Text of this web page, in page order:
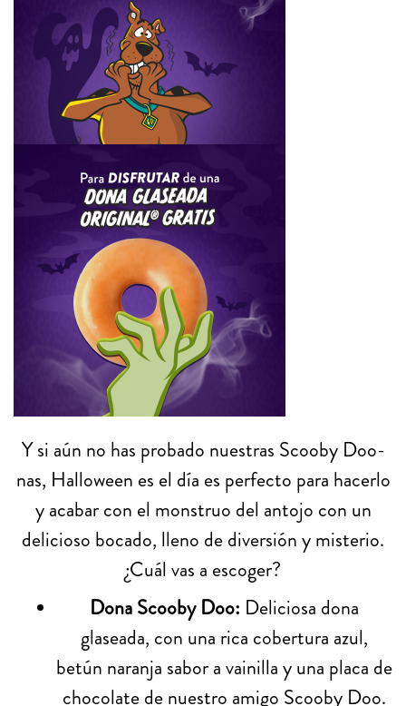
Y si aún no has probado nuestras Scooby Doo-
nas, Halloween es el día es perfecto para hacerlo
y acabar con el monstruo del antojo con un
delicioso bocado, lleno de diversión y misterio.
¿Cuál vas a escoger?
Dona Scooby Doo: Deliciosa dona
glaseada, con una rica cobertura azul,
betún naranja sabor a vainilla y una placa de
chocolate de nuestro amigo Scooby Doo.